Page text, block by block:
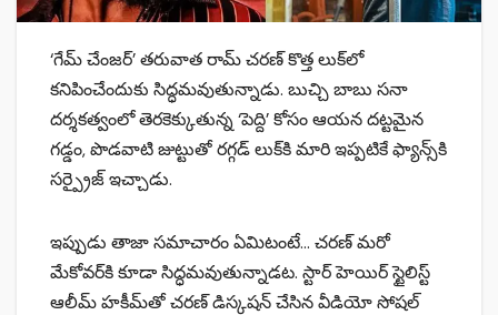
‘గేమ్ చేంజర్’ తరువాత రామ్ చరణ్ కొత్త లుక్‌లో
కనిపించేందుకు సిద్ధమవుతున్నాడు. బుచ్చి బాబు సనా
దర్శకత్వంలో తెరకెక్కుతున్న ‘పెద్ది’ కోసం ఆయన దట్టమైన
గడ్డం, పొడవాటి జుట్టుతో రగ్గడ్ లుక్‌కి మారి ఇప్పటికే ఫ్యాన్స్‌కి
సర్ప్రైజ్ ఇచ్చాడు.
ఇప్పుడు తాజా సమాచారం ఏమిటంటే… చరణ్ మరో
మేకోవర్‌కి కూడా సిద్ధమవుతున్నాడట. స్టార్ హెయిర్ స్టైలిస్ట్
ఆలీమ్ హకీమ్‌తో చరణ్ డిస్కషన్ చేసిన వీడియో సోషల్